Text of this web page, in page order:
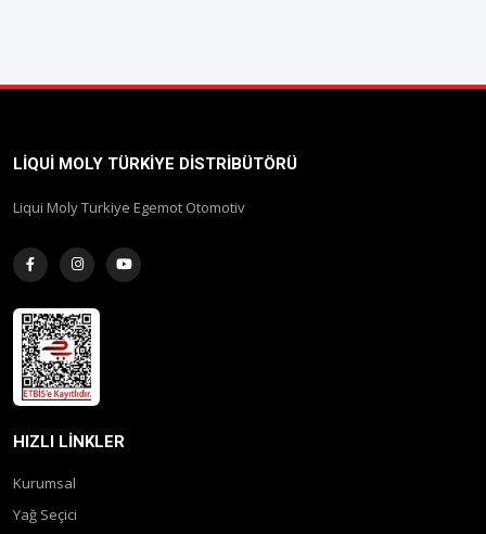
LIQUI MOLY TÜRKIYE DISTRIBÜTÖRÜ
Liqui Moly Turkiye Egemot Otomotiv
HIZLI LINKLER
Kurumsal
Yağ Seçici